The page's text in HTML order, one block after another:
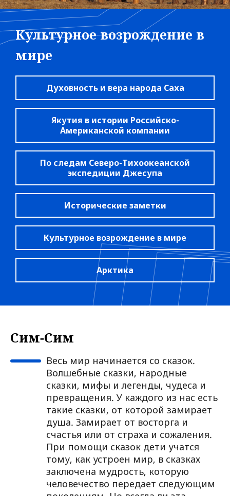
Культурное возрождение в
мире
Духовность и вера народа Саха
Якутия в истории Российско-
Американской компании
По следам Северо-Тихоокеанской
экспедиции Джесупа
Исторические заметки
Культурное возрождение в мире
Арктика
Сим-Сим
Весь мир начинается со сказок.
Волшебные сказки, народные
сказки, мифы и легенды, чудеса и
превращения. У каждого из нас есть
такие сказки, от которой замирает
душа. Замирает от восторга и
счастья или от страха и сожаления.
При помощи сказок дети учатся
тому, как устроен мир, в сказках
заключена мудрость, которую
человечество передает следующим